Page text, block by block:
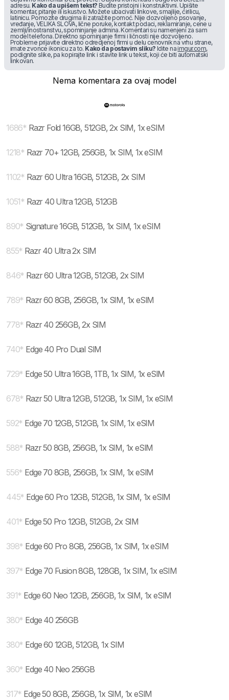
adresu. Kako da upišem tekst? Budite pristojni i konstruktivni. Upišite
komentar, pitanje ili iskustvo. Možete ubacivati linkove, smajlije, ćirilicu,
latinicu. Pomozite drugima ili zatražite pomoć. Nije dozvoljeno psovanje,
vređanje, VELIKA SLOVA, lične poruke, kontakt podaci, reklamiranje, cene u
zemlji/inostranstvu, spominjanje admina. Komentari su namenjeni za sam
model telefona. Direktno spominjanje firmi i ličnosti nije dozvoljeno.
Probleme prijavite direktno odredjenoj firmi u delu cenovnik na vrhu strane,
imate zvonce ikonicu za to. Kako da postavim sliku? Idite na imgur.com,
podignite slike, pa kopirajte link i stavite link u tekst, koji će biti automatski
linkovan.
Nema komentara za ovaj model
1686* Razr Fold 16GB, 512GB, 2x SIM, 1x eSIM
1218* Razr 70+ 12GB, 256GB, 1x SIM, 1x eSIM
1102* Razr 60 Ultra 16GB, 512GB, 2x SIM
1051* Razr 40 Ultra 12GB, 512GB
890* Signature 16GB, 512GB, 1x SIM, 1x eSIM
855* Razr 40 Ultra 2x SIM
846* Razr 60 Ultra 12GB, 512GB, 2x SIM
789* Razr 60 8GB, 256GB, 1x SIM, 1x eSIM
778* Razr 40 256GB, 2x SIM
740* Edge 40 Pro Dual SIM
729* Edge 50 Ultra 16GB, 1TB, 1x SIM, 1x eSIM
678* Razr 50 Ultra 12GB, 512GB, 1x SIM, 1x eSIM
592* Edge 70 12GB, 512GB, 1x SIM, 1x eSIM
588* Razr 50 8GB, 256GB, 1x SIM, 1x eSIM
556* Edge 70 8GB, 256GB, 1x SIM, 1x eSIM
445* Edge 60 Pro 12GB, 512GB, 1x SIM, 1x eSIM
401* Edge 50 Pro 12GB, 512GB, 2x SIM
398* Edge 60 Pro 8GB, 256GB, 1x SIM, 1x eSIM
397* Edge 70 Fusion 8GB, 128GB, 1x SIM, 1x eSIM
391* Edge 60 Neo 12GB, 256GB, 1x SIM, 1x eSIM
380* Edge 40 256GB
380* Edge 60 12GB, 512GB, 1x SIM
360* Edge 40 Neo 256GB
317* Edge 50 8GB, 256GB, 1x SIM, 1x eSIM